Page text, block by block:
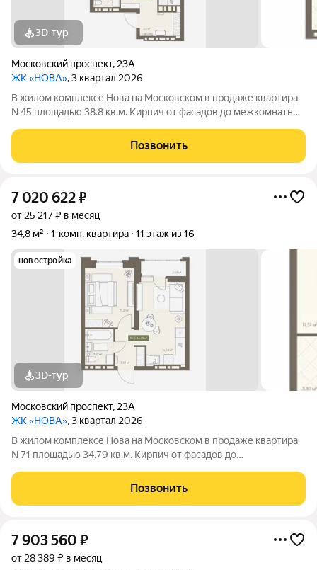
3D-тур
Московский проспект, 23А
ЖК «НОВА», 3 квартал 2026
В жилом комплексе Нова на Московском в продаже квартира
N 45 площадью 38.8 кв.м. Кирпич от фасадов до межкомнатных
Квартира сдается в отделке white box. 17-этажный дом, с
последних этажей
Позвонить
7 020 622₽
от 25 217 ₽ в месяц
34,8 м²
1-комн. квартира 11 этаж из 16
новостройка
3D-тур
Московский проспект, 23А
ЖК «НОВА», 3 квартал 2026
В жилом комплексе Нова на Московском в продаже квартира
N 71 площадью 34.79 кв.м. Кирпич от фасадов до
остекленная лоджия. Квартира сдается в отделке white box. 17-
этажный дом, с последних этажей
Позвонить
7 903 560 ₽
от 28 389 ₽ в месяц